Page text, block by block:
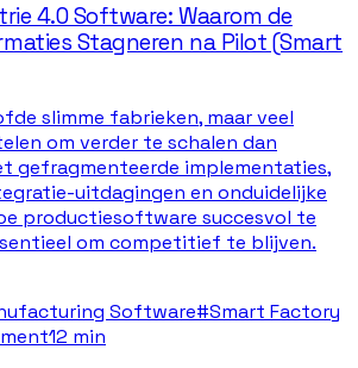
4.0 Software: Waarom de
Stagneren na Pilot (Smart
slimme fabrieken, maar veel
om verder te schalen dan
gefragmenteerde implementaties,
uitdagingen en onduidelijke
productiesoftware succesvol te
om competitief te blijven.
Software#Smart Factory
12 min